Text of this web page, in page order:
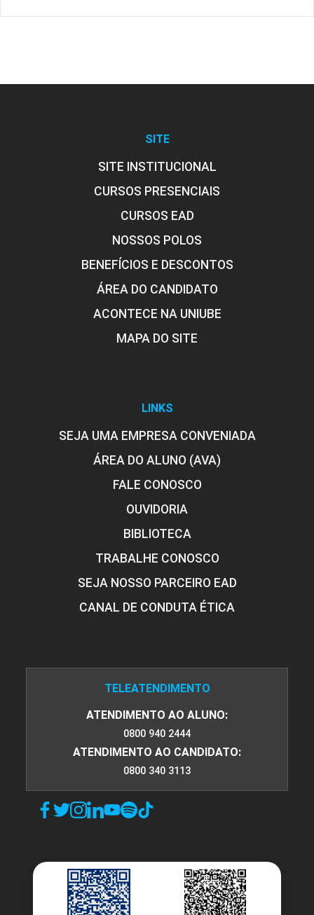
SITE
SITE INSTITUCIONAL
CURSOS PRESENCIAIS
CURSOS EAD
NOSSOS POLOS
BENEFÍCIOS E DESCONTOS
ÁREA DO CANDIDATO
ACONTECE NA UNIUBE
MAPA DO SITE
LINKS
SEJA UMA EMPRESA CONVENIADA
ÁREA DO ALUNO (AVA)
FALE CONOSCO
OUVIDORIA
BIBLIOTECA
TRABALHE CONOSCO
SEJA NOSSO PARCEIRO EAD
CANAL DE CONDUTA ÉTICA
TELEATENDIMENTO
ATENDIMENTO AO ALUNO:
0800 940 2444
ATENDIMENTO AO CANDIDATO:
0800 340 3113